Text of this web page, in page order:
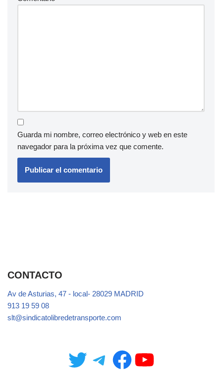
Guarda mi nombre, correo electrónico y web en este
navegador para la próxima vez que comente.
CONTACTO
Av de Asturias, 47 - local- 28029 MADRID
913 19 59 08
slt@sindicatolibredetransporte.com